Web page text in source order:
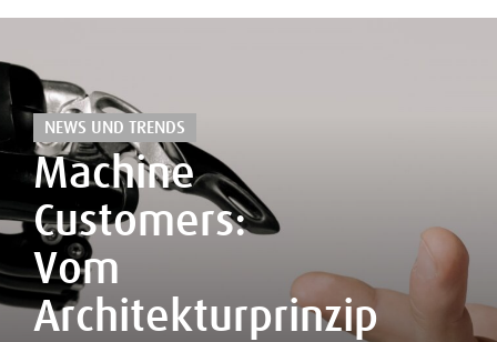
NEWS UND TRENDS
Machine
Customers:
Vom
Architekturprinzip